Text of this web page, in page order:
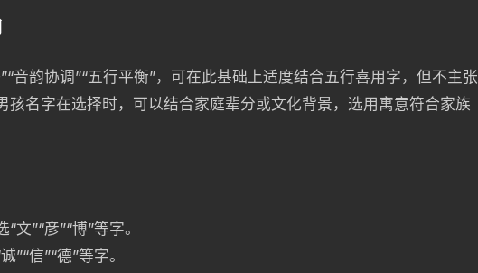
音韵协调”“五行平衡”，可在此基础上适度结合五行喜用字，但不主张
孩名字在选择时，可以结合家庭辈分或文化背景，选用寓意符合家族
”“彦”“博”等字。
信”“德”等字。